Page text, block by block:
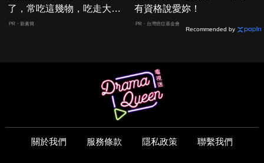
了，常吃這幾物，吃走大肚
囊，瘦出小蠻腰
PR・新素簡
有資格說愛妳！
PR・台灣癌症基金會
Recommended by
關於我們 服務條款 隱私政策 聯繫我們